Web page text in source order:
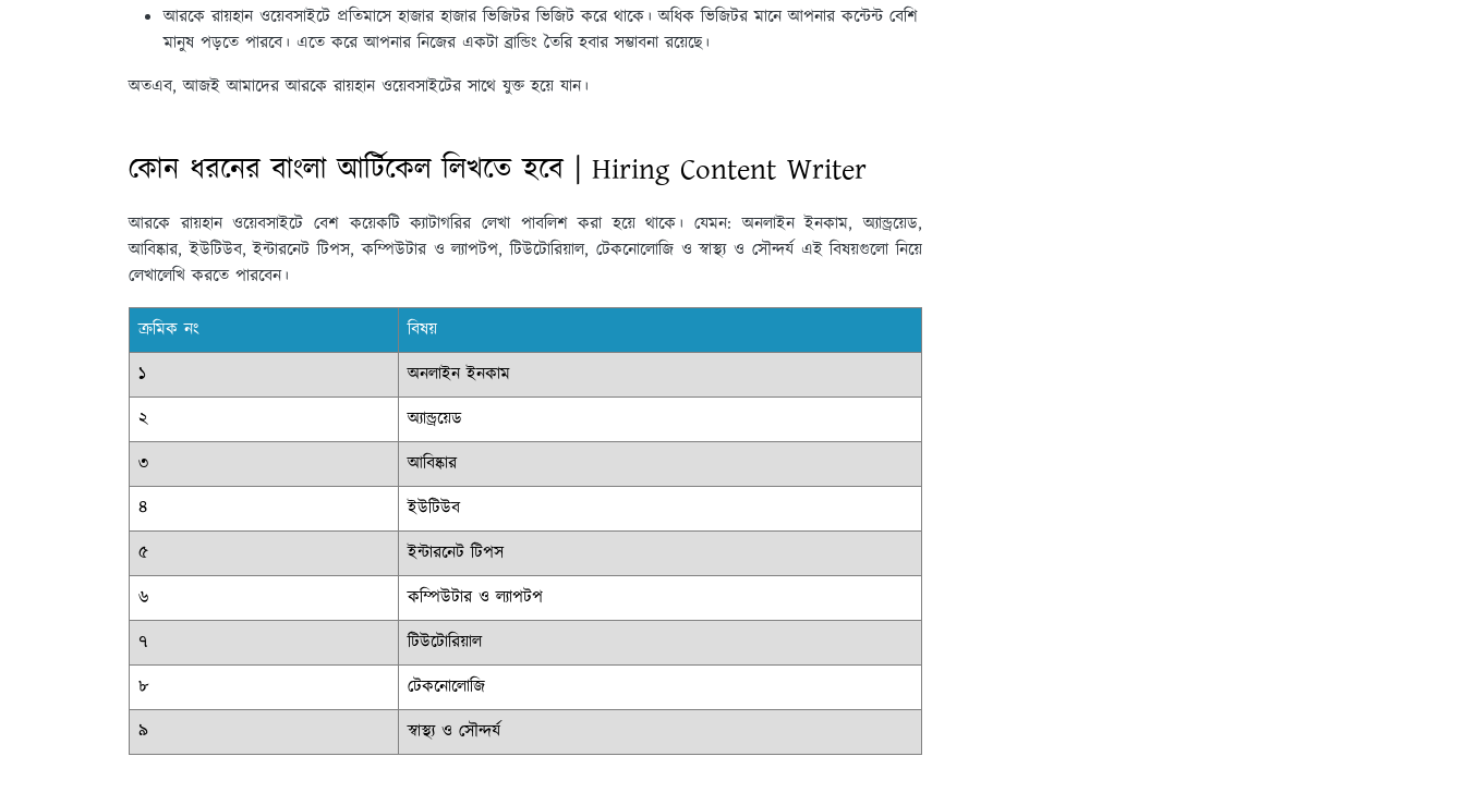
আরকে রায়হান ওয়েবসাইটে প্রতিমাসে হাজার হাজার ভিজিটর ভিজিট করে থাকে। অধিক ভিজিটর মানে আপনার কন্টেন্ট বেশি
মানুষ পড়তে পারবে। এতে করে আপনার নিজের একটা ব্রান্ডিং তৈরি হবার সম্ভাবনা রয়েছে।
অতএব, আজই আমাদের আরকে রায়হান ওয়েবসাইটের সাথে যুক্ত হয়ে যান।
কোন ধরনের বাংলা আর্টিকেল লিখতে হবে | Hiring Content Writer
আরকে রায়হান ওয়েবসাইটে বেশ কয়েকটি ক্যাটাগরির লেখা পাবলিশ করা হয়ে থাকে। যেমন: অনলাইন ইনকাম, অ্যান্ড্রয়েড,
আবিষ্কার, ইউটিউব, ইন্টারনেট টিপস, কম্পিউটার ও ল্যাপটপ, টিউটোরিয়াল, টেকনোলোজি ও স্বাস্থ্য ও সৌন্দর্য এই বিষয়গুলো নিয়ে
লেখালেখি করতে পারবেন।
ক্রমিক নং
বিষয়
১
অনলাইন ইনকাম
২
অ্যান্ড্রয়েড
৩
আবিষ্কার
৪
ইউটিউব
৫
ইন্টারনেট টিপস
৬
কম্পিউটার ও ল্যাপটপ
৭
টিউটোরিয়াল
৮
টেকনোলোজি
৯
স্বাস্থ্য ও সৌন্দর্য